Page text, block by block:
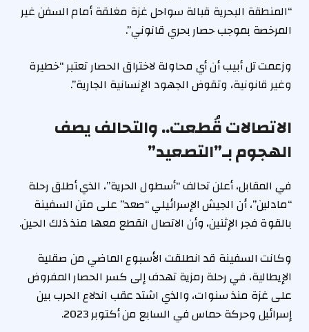
“المنطقة البحرية قبالة سواحل غزة مغلقة أمام السفن غير
المرخصة بموجب حصار بحري قانوني”.
وزعمت تل أبيب أن أي محاولة لاختراق الحصار تعتبر “خطيرة
وغير قانونية، وتقوض الجهود الإنسانية الجارية”.
الاتصالات قُطعت.. والتحالف يصف
الهجوم بـ”التصعيد”
في المقابل، أعلن تحالف “أسطول الحرية”، الذي أطلق رحلة
“مادلين”، أن الجيش الإسرائيلي “صعد” على متن السفينة
بالقوة فجر الإثنين، وأن الاتصال انقطع معها منذ ذلك الحين.
وكانت السفينة قد انطلقت الأسبوع الماضي من صقلية
الإيطالية، في رحلة رمزية تهدف إلى كسر الحصار المفروض
على غزة منذ سنوات، والذي اشتد عقب اندلاع الحرب بين
إسرائيل وحركة حماس في السابع من أكتوبر 2023.